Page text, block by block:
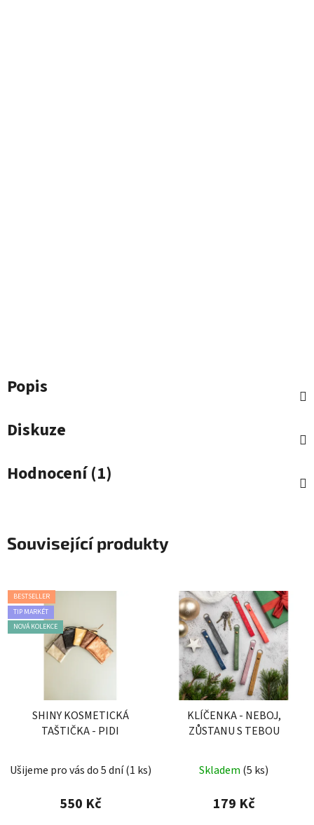
Popis
Diskuze
Hodnocení (1)
Související produkty
BESTSELLER
TIP MARKÉT
NOVÁ KOLEKCE
SHINY KOSMETICKÁ
TAŠTIČKA - PIDI
hodnocení
produktu
Ušijeme pro vás do 5 dní(1 ks)
550 Kč
KLÍČENKA - NEBOJ,
ZŮSTANU S TEBOU
Skladem (5 ks)
179 Kč